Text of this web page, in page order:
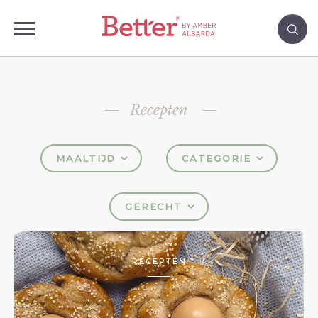
Recepten
MAALTIJD CATEGORIE
GERECHT
RECEPTEN